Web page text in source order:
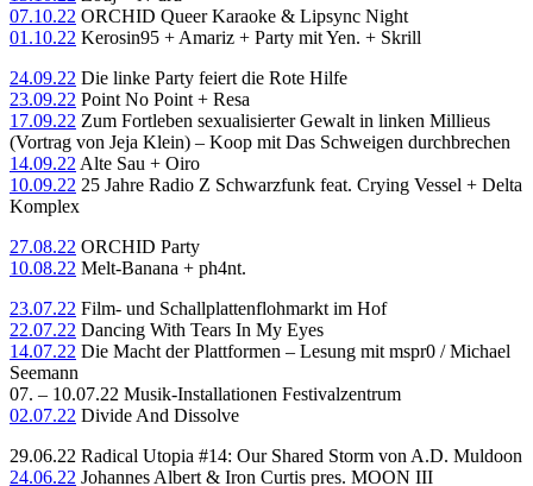
07.10.22 ORCHID Queer Karaoke & Lipsync Night
01.10.22 Kerosin95 + Amariz + Party mit Yen. + Skrill
24.09.22 Die linke Party feiert die Rote Hilfe
23.09.22 Point No Point + Resa
17.09.22 Zum Fortleben sexualisierter Gewalt in linken Millieus
(Vortrag von Jeja Klein) – Koop mit Das Schweigen durchbrechen
14.09.22 Alte Sau + Oiro
10.09.22 25 Jahre Radio Z Schwarzfunk feat. Crying Vessel + Delta
Komplex
27.08.22 ORCHID Party
10.08.22 Melt-Banana + ph4nt.
23.07.22 Film- und Schallplattenflohmarkt im Hof
22.07.22 Dancing With Tears In My Eyes
14.07.22 Die Macht der Plattformen – Lesung mit mspr0 / Michael
Seemann
07. – 10.07.22 Musik-Installationen Festivalzentrum
02.07.22 Divide And Dissolve
29.06.22 Radical Utopia #14: Our Shared Storm von A.D. Muldoon
24.06.22 Johannes Albert & Iron Curtis pres. MOON III